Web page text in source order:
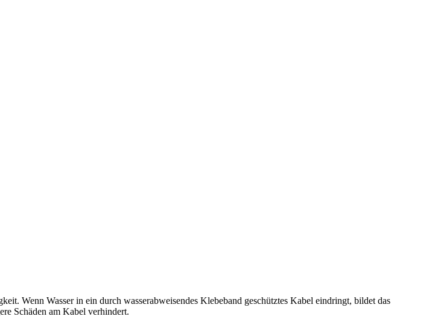
Wenn Wasser in ein durch wasserabweisendes Klebeband geschütztes Kabel eindringt, bildet das
Schäden am Kabel verhindert.